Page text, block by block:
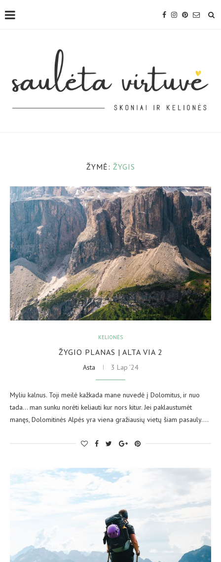
ŽYMĖ: ŽYGIS
KELIONĖS
ŽYGIO PLANAS | ALTA VIA 2
Asta 3 Lap ’24
Myliu kalnus. Toji meilė kažkada mane nuvedė į Dolomitus, ir nuo
tada… man sunku norėti keliauti kur nors kitur. Jei paklaustumėt
manęs, Dolomitinės Alpės yra viena gražiausių vietų šiam pasauly.…